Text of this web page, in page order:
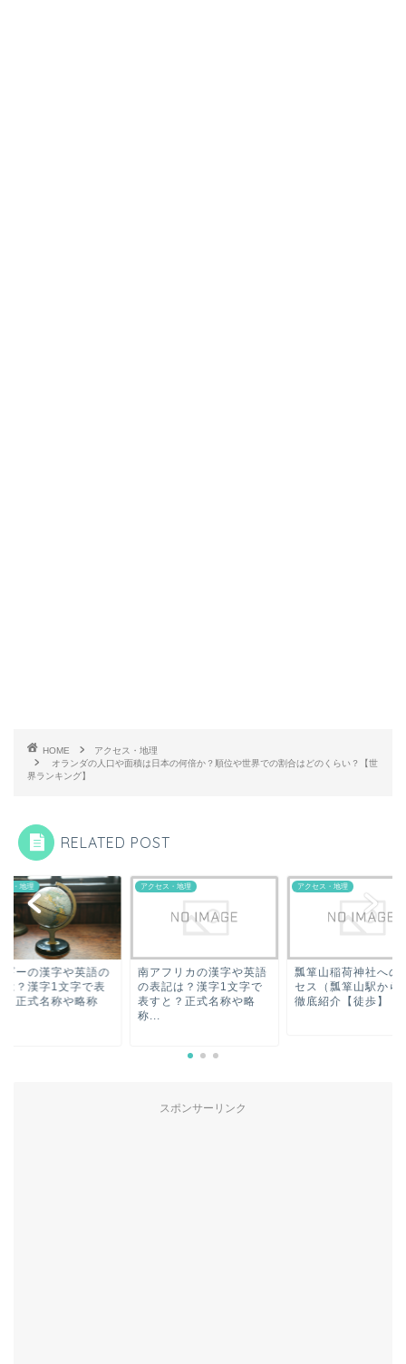
HOME
アクセス・地理
オランダの人口や面積は日本の何倍か？順位や世界での割合はどのくらい？【世
界ランキング】
RELATED POST
ス・地理
ギーの漢字や英語の
は？漢字1文字で表
？正式名称や略称
アクセス・地理
南アフリカの漢字や英語
の表記は？漢字1文字で
表すと？正式名称や略
称...
アクセス・地理
瓢箪山稲荷神社への
セス（瓢箪山駅から
徹底紹介【徒歩】
スポンサーリンク